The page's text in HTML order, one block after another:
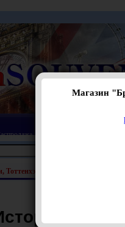
|
Тоттенхэм Хотспур
Магазин